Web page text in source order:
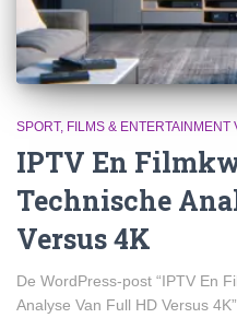
SPORT, FILMS & ENTERTAINMENT
IPTV En
Technische
Versus 4K
De WordPress-post “IPTV En
Analyse Van Full HD Versus